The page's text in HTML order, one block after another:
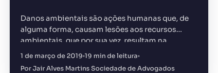
Danos ambientais são ações humanas que, de
alguma forma, causam lesões aos recursos
ambientais, que por sua vez, resultam na
degradação do meio ambiente, poluição,
redução de recursos naturais, etc.
1 de março de 2019 19 min de leitura
Por Jair Alves Martins Sociedade de Advogados
+14.000 juristas